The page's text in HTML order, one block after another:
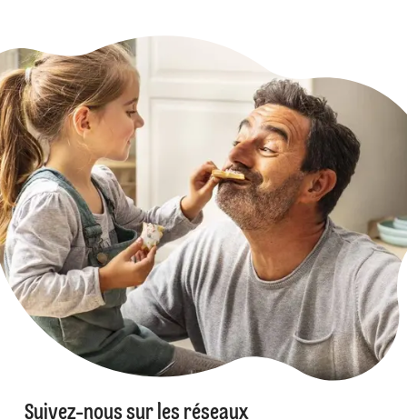
Suivez-nous sur les réseaux